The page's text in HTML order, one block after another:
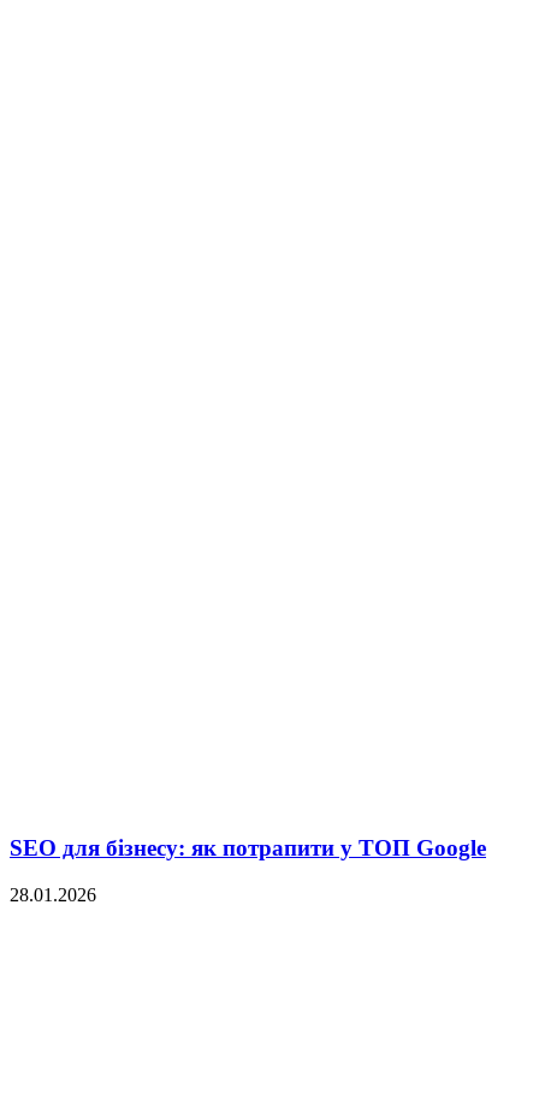
SEO для бізнесу: як потрапити у ТОП Google
28.01.2026